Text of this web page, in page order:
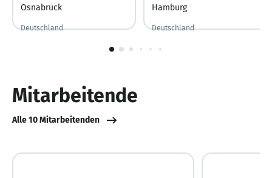
Osnabrück
Deutschland
Hamburg
Deutschland
Mitarbeitende
Alle 10 Mitarbeitenden